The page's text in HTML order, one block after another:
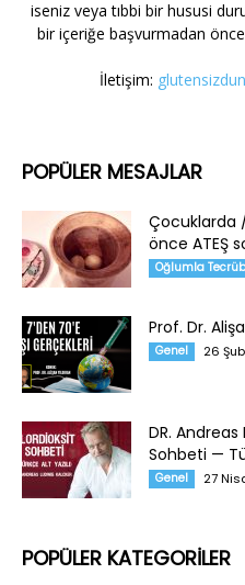
iseniz veya tıbbi bir hususi
bir içeriğe başvurmadan
İletişim:
POPÜLER MESAJLAR
Çocuklarda
önce ATEŞ
Oğlumla
Prof. Dr.
Genel 26
DR.
Sohbeti —
Genel 27
POPÜLER KATEGORİLER